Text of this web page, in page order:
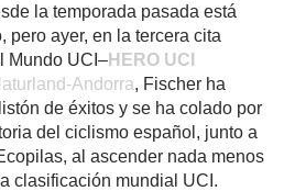
la temporada pasada está
pero ayer, en la tercera cita
Mundo UCI –H ERO UCI
Andorra, Fischer ha
de éxitos y se ha colado por
del ciclismo español, junto a
al ascender nada menos
clasificación mundial UCI.